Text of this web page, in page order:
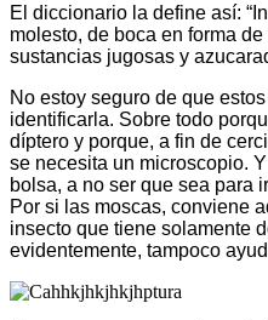
El diccionario la define así:
molesto, de boca en forma
sustancias jugosas y
No estoy seguro de que
identificarla. Sobre todo
díptero y porque, a fin de
se necesita un microscopio.
bolsa, a no ser que sea para
Por si las moscas, conviene
insecto que tiene solamente
evidentemente, tampoco